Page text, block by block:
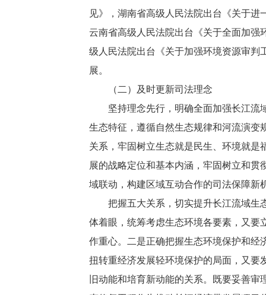
见》，湖南省高级人民法院出台《关于
云南省高级人民法院出台《关于全面加强
级人民法院出台《关于加强环境资源审判
展。
（二）及时更新司法理念
坚持理念先行，明确全面加强长江流域
生态特征，遵循自然生态规律和河流演变
关系，牢固树立生态就是民生、环境就
展的战略定位和基本内涵，牢固树立和
域联动，构建区域互动合作的司法保障新
把握五大关系，切实提升长江流域生态
体着眼，统筹考虑生态环境各要素，又要
作重心。二是正确把握生态环境保护和经
扭转重经济发展轻环境保护的局面，又要
旧动能和培育新动能的关系。既要妥善